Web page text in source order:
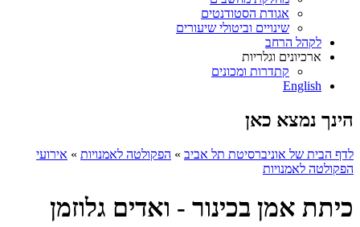
אגודת הסטודנטים
שינויים וביטולי שיעורים
לקהל הרחב
ארכיונים וגלריות
קתדרות ומכונים
English
הינך נמצא כאן
לדף הבית של אוניברסיטת תל אביב » הפקולטה לאמנויות » אירועי
הפקולטה לאמנויות
כיתת אמן בכינור - ואדים גלוזמן